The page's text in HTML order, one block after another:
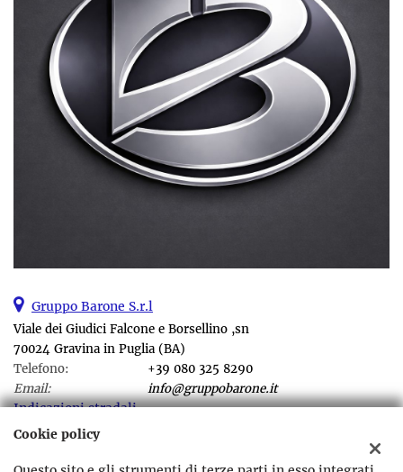
Gruppo Barone S.r.l
Viale dei Giudici Falcone e Borsellino ,sn
70024 Gravina in Puglia (BA)
Telefono:
+39 080 325 8290
Email:
info@gruppobarone.it
Indicazioni stradali
Cookie policy